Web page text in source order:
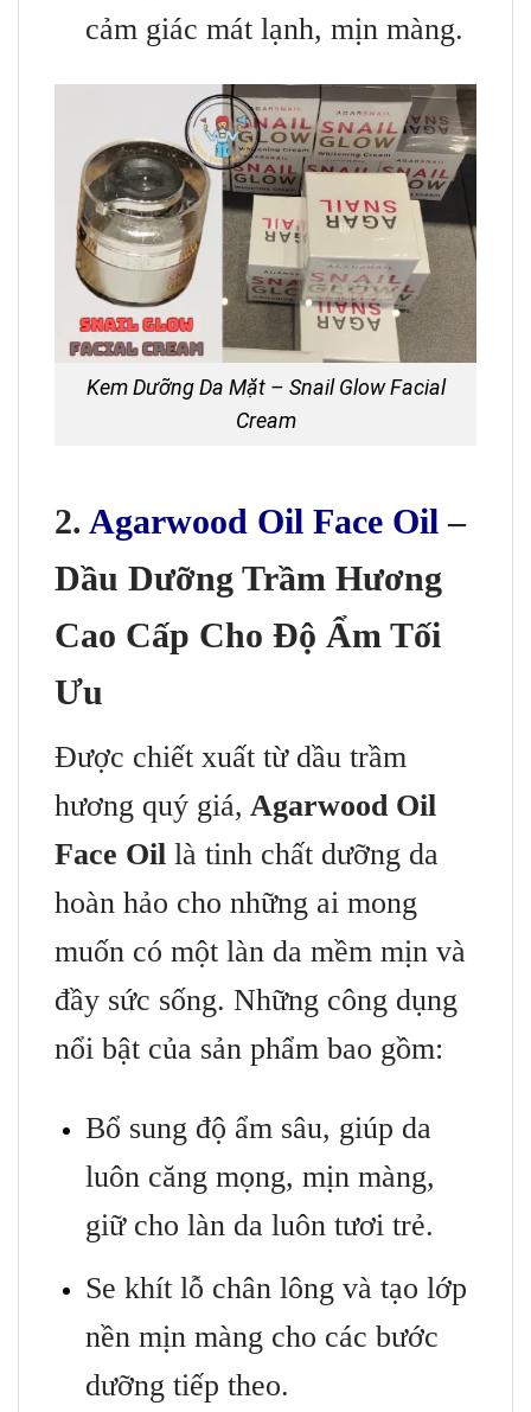
cảm giác mát lạnh, mịn màng.
Kem Dưỡng Da Mặt – Snail Glow Facial
Cream
2. Agarwood Oil Face Oil –
Dầu Dưỡng Trầm Hương
Cao Cấp Cho Độ Ẩm Tối
Ưu
Được chiết xuất từ dầu trầm
hương quý giá, Agarwood Oil
Face Oil là tinh chất dưỡng da
hoàn hảo cho những ai mong
muốn có một làn da mềm mịn và
đầy sức sống. Những công dụng
nổi bật của sản phẩm bao gồm:
Bổ sung độ ẩm sâu, giúp da
luôn căng mọng, mịn màng,
giữ cho làn da luôn tươi trẻ.
Se khít lỗ chân lông và tạo lớp
nền mịn màng cho các bước
dưỡng tiếp theo.